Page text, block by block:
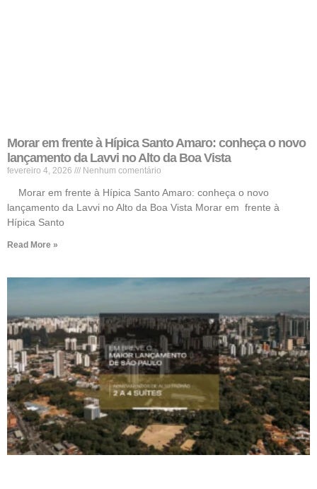
Morar em frente à Hípica Santo Amaro: conheça o novo
lançamento da Lavvi no Alto da Boa Vista
fevereiro 4, 2026 Nenhum comentário
Morar em frente à Hípica Santo Amaro: conheça o novo
lançamento da Lavvi no Alto da Boa Vista Morar em frente à
Hípica Santo
Read More »